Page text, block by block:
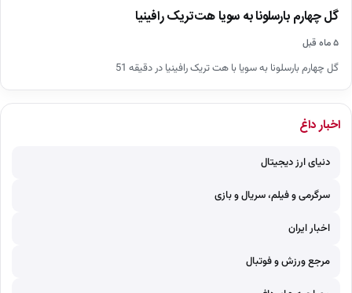
گل چهارم بارسلونا به سویا هت‌تریک رافینیا
۵ ماه قبل
گل چهارم بارسلونا به سویا با هت تریک رافینیا در دقیقه 51
اخبار داغ
دنیای ارز دیجیتال
سرگرمی و فیلم، سریال و بازی
اخبار ایران
مرجع ورزش و فوتبال